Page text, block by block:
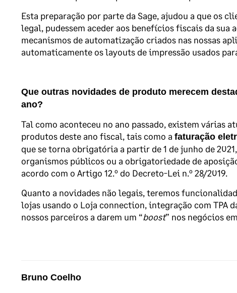
Esta preparação por parte da Sage, ajudou a que os
legal, pudessem aceder aos benefícios fiscais da sua
mecanismos de automatização criados nas nossas
automaticamente os layouts de impressão usados
Que outras novidades de produto merecem
ano?
Tal como aconteceu no ano passado, existem várias
produtos deste ano fiscal, tais como a faturação
que se torna obrigatória a partir de 1 de junho de
organismos públicos ou a obrigatoriedade de
acordo com o Artigo 12.º do Decreto-Lei n.º 28/2019.
Quanto a novidades não legais, teremos
lojas usando o Loja connection, integração com TPA
nossos parceiros a darem um “boost” nos negócios
Bruno Coelho